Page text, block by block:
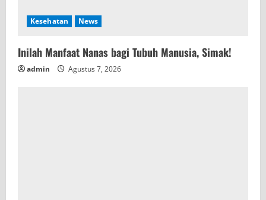
Kesehatan News
Inilah Manfaat Nanas bagi Tubuh Manusia, Simak!
admin Agustus 7, 2026